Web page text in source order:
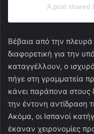
A post shared
Βέβαια από την πλευρά
διαφορετική για την
καταγγέλλουν, ο
πήγε στη γραμματεία
κάνει παράπονα στους
την έντονη αντίδραση
Ακόμα, οι Ισπανοί
έκαναν χειρονομίες